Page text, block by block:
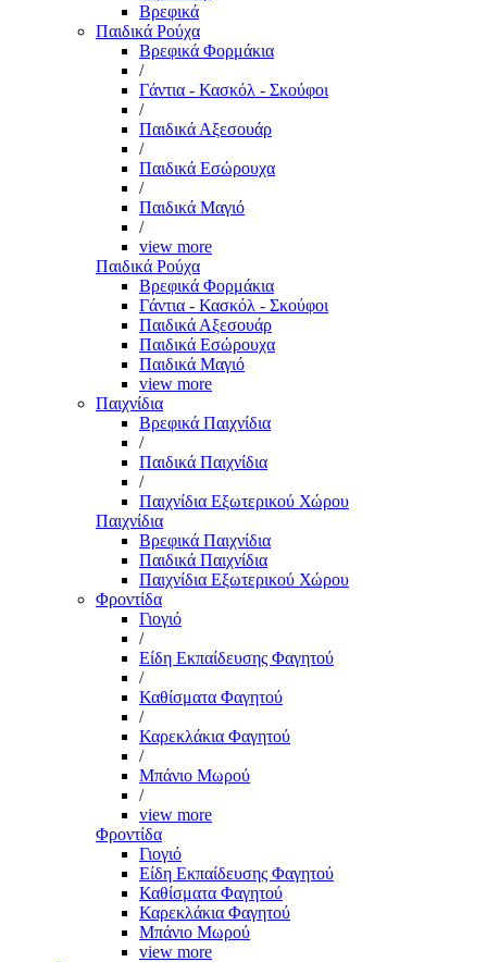
Βρεφικά
Παιδικά Ρούχα
Βρεφικά Φορμάκια
/
Γάντια - Κασκόλ - Σκούφοι
/
Παιδικά Αξεσουάρ
/
Παιδικά Εσώρουχα
/
Παιδικά Μαγιό
/
view more
Παιδικά Ρούχα
Βρεφικά Φορμάκια
Γάντια - Κασκόλ - Σκούφοι
Παιδικά Αξεσουάρ
Παιδικά Εσώρουχα
Παιδικά Μαγιό
view more
Παιχνίδια
Βρεφικά Παιχνίδια
/
Παιδικά Παιχνίδια
/
Παιχνίδια Εξωτερικού Χώρου
Παιχνίδια
Βρεφικά Παιχνίδια
Παιδικά Παιχνίδια
Παιχνίδια Εξωτερικού Χώρου
Φροντίδα
Γιογιό
/
Είδη Εκπαίδευσης Φαγητού
/
Καθίσματα Φαγητού
/
Καρεκλάκια Φαγητού
/
Μπάνιο Μωρού
/
view more
Φροντίδα
Γιογιό
Είδη Εκπαίδευσης Φαγητού
Καθίσματα Φαγητού
Καρεκλάκια Φαγητού
Μπάνιο Μωρού
view more